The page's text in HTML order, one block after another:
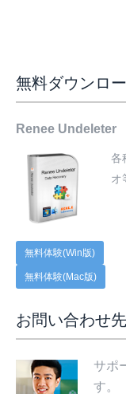
無料ダウンロ
Renee Undeleter
各
オ
無料体験(Win版)
無料体験(Mac版)
お問い合わせ先
サポ
す。